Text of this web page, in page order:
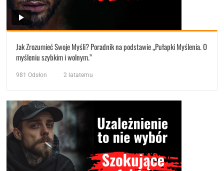
Jak Zrozumieć Swoje Myśli? Poradnik na podstawie „Pułapki Myślenia. O
myśleniu szybkim i wolnym.”
981 Odsłon 2 latatemu